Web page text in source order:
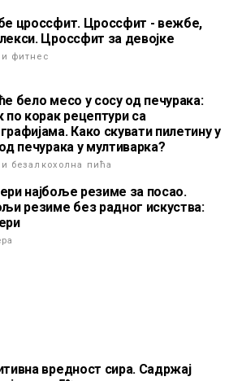
цроссфит. Цроссфит - вежбе,
Цроссфит за девојке
фитнес
бело месо у сосу од печурака:
по корак рецептури са
Како скувати пилетину у
печурака у мултиварка?
безалкохолна пића
најбоље резиме за посао.
резиме без радног искуства:
вредност сира. Садржај